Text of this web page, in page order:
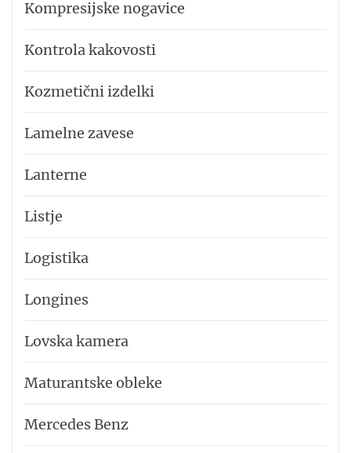
Kompresijske nogavice
Kontrola kakovosti
Kozmetični izdelki
Lamelne zavese
Lanterne
Listje
Logistika
Longines
Lovska kamera
Maturantske obleke
Mercedes Benz